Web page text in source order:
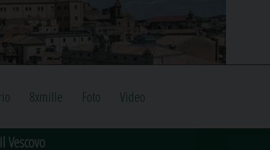
8xmille Foto Video
Il Vescovo